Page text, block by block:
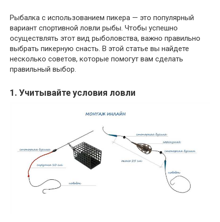
Рыбалка с использованием пикера — это популярный
вариант спортивной ловли рыбы. Чтобы успешно
осуществлять этот вид рыболовства, важно правильно
выбрать пикерную снасть. В этой статье вы найдете
несколько советов, которые помогут вам сделать
правильный выбор.
1. Учитывайте условия ловли